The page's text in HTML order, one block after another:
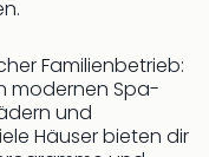
Familienbetrieb:
modernen Spa-
und
Häuser bieten dir